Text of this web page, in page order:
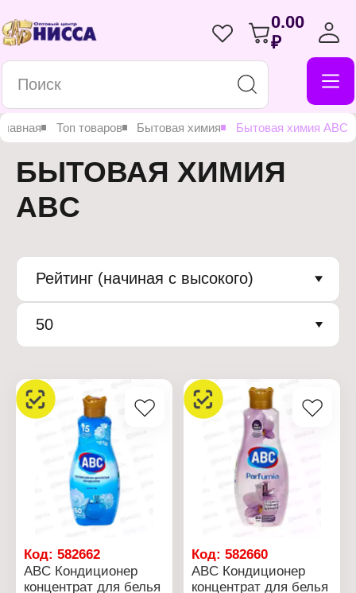
0.00
₽
Топ товаров Бытовая химия Бытовая химия ABC
БЫТОВАЯ ХИМИЯ
ABC
Рейтинг (начиная с высокого)
50
Код: 582662
ABC Кондиционер
концентрат для белья
Код:582660
ABC Кондиционер
концентрат для белья